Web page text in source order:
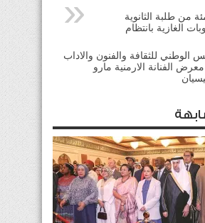
92 بالمئة من طلبة الثانوية
الغازية بانتظام
الوطني للثقافة والفنون والاداب
معرض الفنانة الارمنية مارو